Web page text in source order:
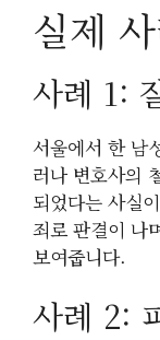
실제
사례 1:
서울에서 한 남
러나 변호사의
되었다는 사실
죄로 판결이 나
보여줍니다.
사례 2: